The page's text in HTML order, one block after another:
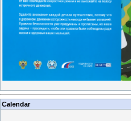
Calendar